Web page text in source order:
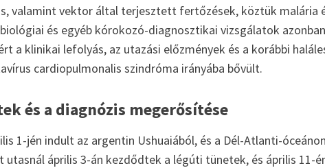
valamint vektor által terjesztett fertőzések, köztük malária
és egyéb kórokozó-diagnosztikai vizsgálatok
a klinikai lefolyás, az utazási előzmények és a korábbi
cardiopulmonalis szindróma irányába bővült.
és a diagnózis megerősítése
1-jén indult az argentin Ushuaiából, és a Dél-Atlanti-
utasnál április 3-án kezdődtek a légúti tünetek, és április 11-